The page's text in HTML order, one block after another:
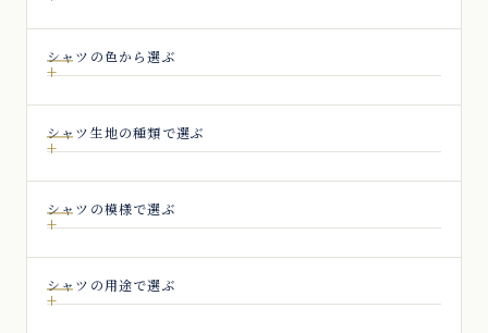
シャツの色から選ぶ
シャツ生地の種類で選ぶ
シャツの模様で選ぶ
シャツの用途で選ぶ